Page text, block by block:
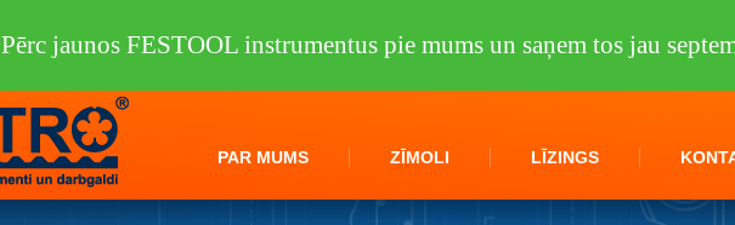
PAR MUMS ZĪMOLI LĪZINGS
Pērc jaunos FESTOOL instrumentus pie mums un saņem tos jau